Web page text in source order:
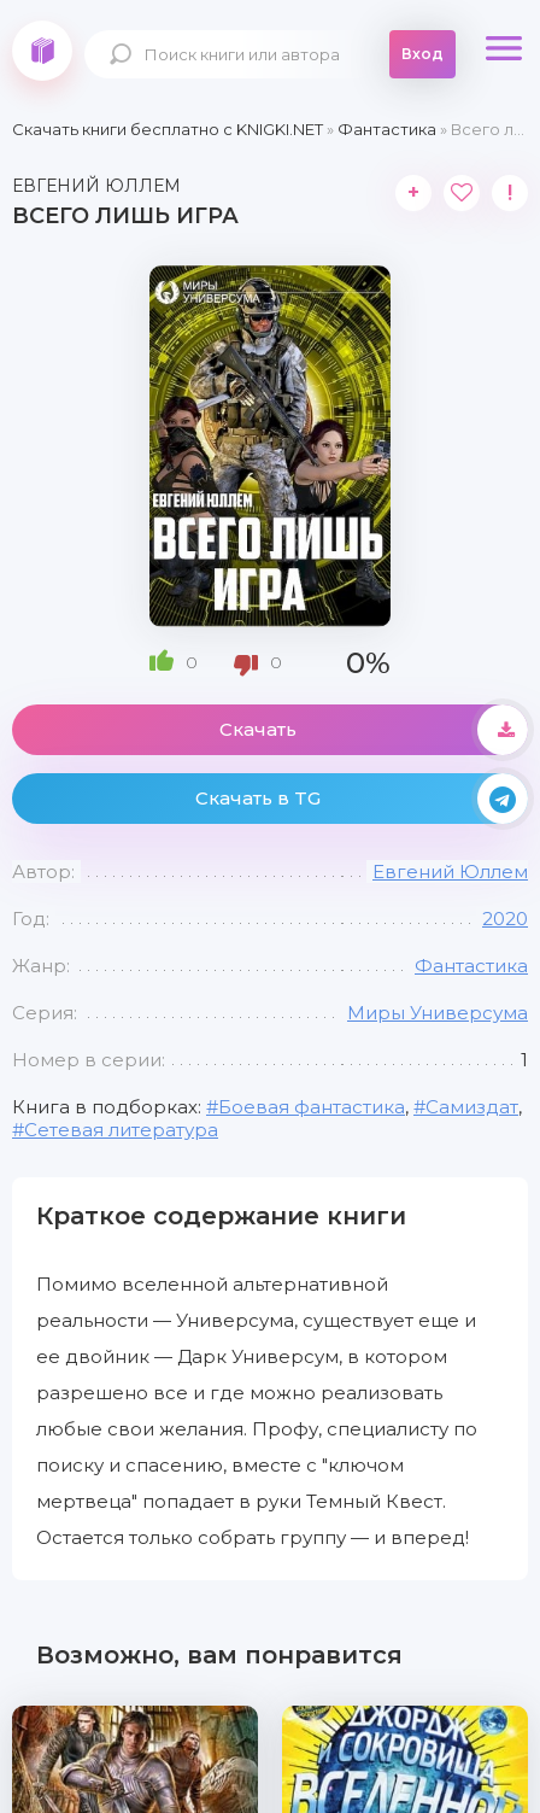
Вход
Скачать книги бесплатно c KNIGKI.NET» Фантастика » Всего лишь игра
ЕВГЕНИЙ ЮЛЛЕМ
ВСЕГО ЛИШЬ ИГРА
+ !
0 0 0%
Скачать
Скачать в TG
Автор: Евгений Юллем
Год: 2020
Жанр: Фантастика
Серия: Миры Универсума
Номер в серии: 1
Книга в подборках: Боевая фантастика, Самиздат,
Сетевая литература
Краткое содержание книги
Помимо вселенной альтернативной
реальности — Универсума, существует еще и
ее двойник — Дарк Универсум, в котором
разрешено все и где можно реализовать
любые свои желания. Профу, специалисту по
поиску и спасению, вместе с "ключом
мертвеца" попадает в руки Темный Квест.
Остается только собрать группу — и вперед!
Возможно, вам понравится